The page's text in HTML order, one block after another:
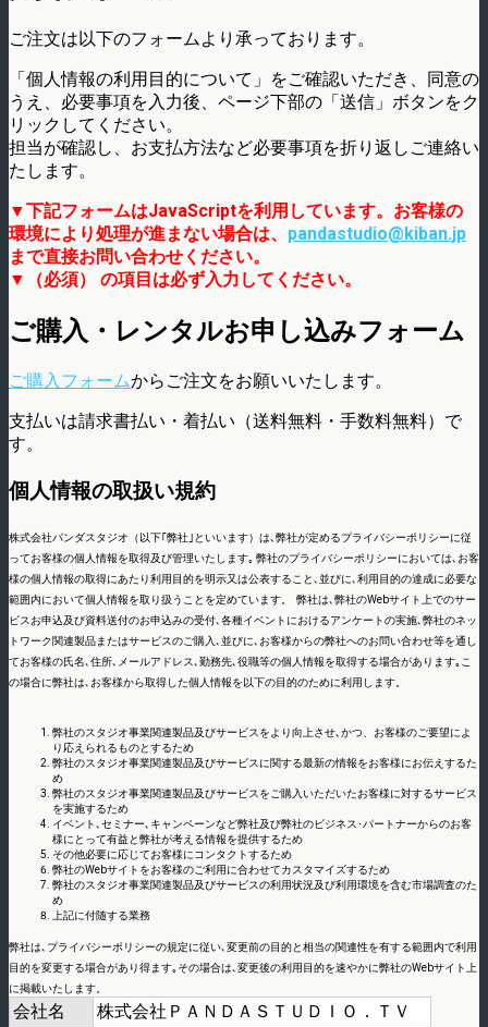
ご注文は以下のフォームより承っております。
「個人情報の利用目的について」をご確認いただき、同意の
うえ、必要事項を入力後、ページ下部の「送信」ボタンをク
リックしてください。
担当が確認し、お支払方法など必要事項を折り返しご連絡い
たします。
▼下記フォームはJavaScriptを利用しています。お客様の
環境により処理が進まない場合は、 pandastudio@kiban.jp
まで直接お問い合わせください。
▼（必須） の項目は必ず入力してください。
ご購入・レンタルお申し込みフォーム
ご購入フォームからご注文をお願いいたします。
支払いは請求書払い・着払い（送料無料・手数料無料）で
す。
個人情報の取扱い規約
株式会社パンダスタジオ（以下｢弊社｣といいます）は､弊社が定めるプライバシーポリシーに従
ってお客様の個人情報を取得及び管理いたします｡ 弊社のプライバシーポリシーにおいては､お客
様の個人情報の取得にあたり利用目的を明示又は公表すること､並びに､利用目的の達成に必要な
範囲内において個人情報を取り扱うことを定めています。
弊社は､弊社のWebサイト上でのサー
ビスお申込及び資料送付のお申込みの受付､各種イベントにおけるアンケートの実施､弊社のネッ
トワーク関連製品またはサービスのご購入､並びに､お客様からの弊社へのお問い合わせ等を通し
てお客様の氏名､住所､メールアドレス､勤務先､役職等の個人情報を取得する場合があります｡こ
の場合に弊社は､お客様から取得した個人情報を以下の目的のために利用します。
弊社のスタジオ事業関連製品及びサービスをより向上させ､かつ、お客様のご要望によ
り応えられるものとするため
弊社のスタジオ事業関連製品及びサービスに関する最新の情報をお客様にお伝えするた
め
弊社のスタジオ事業関連製品及びサービスをご購入いただいたお客様に対するサービス
を実施するため
イベント､セミナー､キャンペーンなど弊社及び弊社のビジネス･パートナーからのお客
様にとって有益と弊社が考える情報を提供するため
その他必要に応じてお客様にコンタクトするため
弊社のWebサイトをお客様のご利用に合わせてカスタマイズするため
弊社のスタジオ事業関連製品及びサービスの利用状況及び利用環境を含む市場調査のた
め
上記に付随する業務
弊社は､プライバシーポリシーの規定に従い､変更前の目的と相当の関連性を有する範囲内で利用
目的を変更する場合があり得ます｡その場合は､変更後の利用目的を速やかに弊社のWebサイト上
に掲載いたします。
会社名
株式会社ＰＡＮＤＡＳＴＵＤＩＯ．ＴＶ